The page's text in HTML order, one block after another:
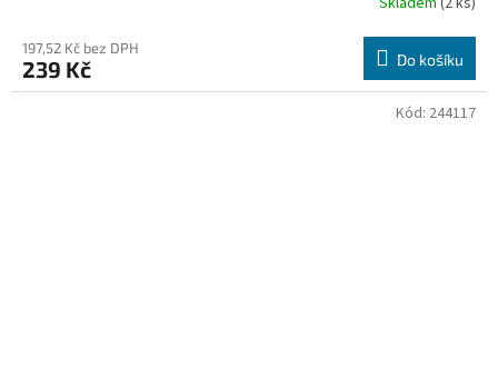
197,52 Kč bez DPH
239 Kč Do košíku
Kód: 244117